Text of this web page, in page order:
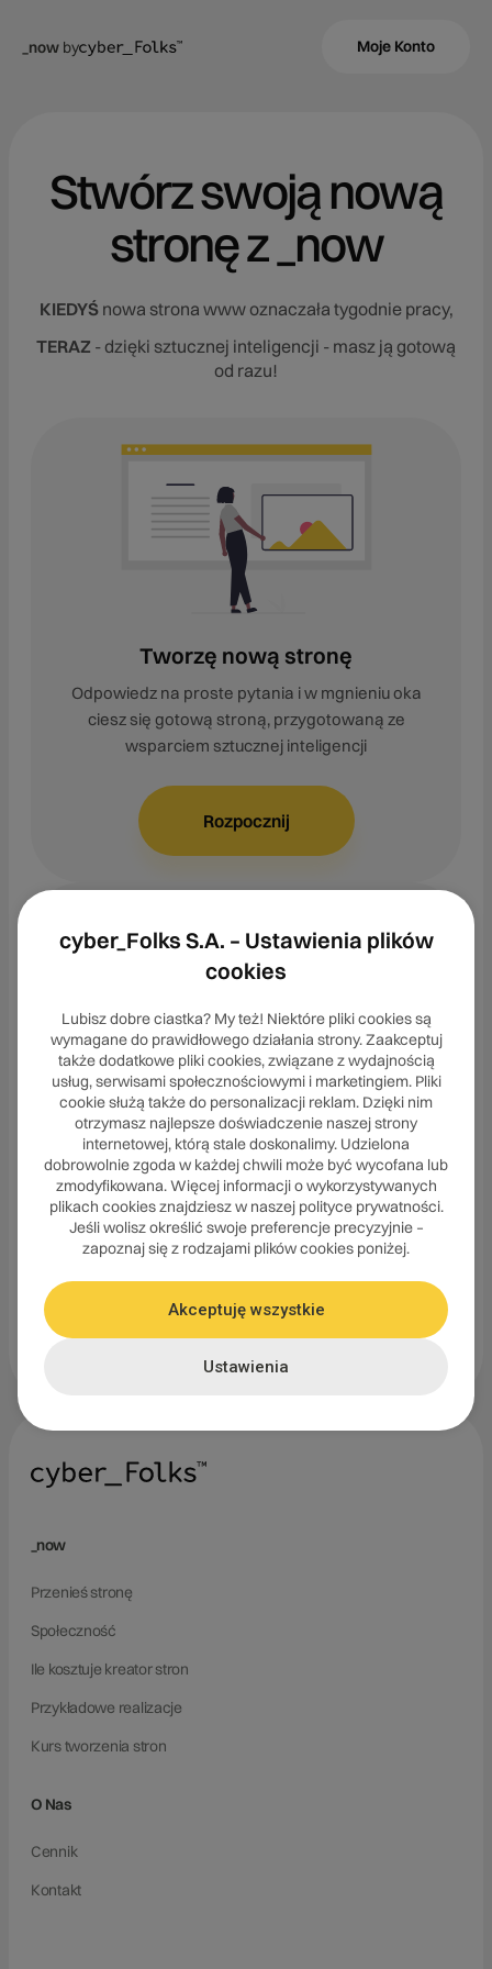
_now by Moje Konto
Stwórz swoją nową
stronę z _now
KIEDYŚnowa strona www oznaczała tygodnie pracy,
TERAZ - dzięki sztucznej inteligencji - masz ją gotową
od razu!
Tworzę nową stronę
Odpowiedz na proste pytania i w mgnieniu oka
ciesz się gotową stroną, przygotowaną ze
wsparciem sztucznej inteligencji
Rozpocznij
Przenoszę istniejącą stronę
Sprawdź, o ile lepiej będzie wyglądać po tym, jak
sztuczna inteligencja przeanalizuje jej treść i
przygotuje nową, efektowną wersję
Rozpocznij
_now
Przenieś stronę
Społeczność
Ile kosztuje kreator stron
Przykładowe realizacje
Kurs tworzenia stron
O Nas
Cennik
Kontakt
cyber_Folks S.A. – Ustawienia plików
cookies
Lubisz dobre ciastka? My też! Niektóre pliki cookies są
wymagane do prawidłowego działania strony. Zaakceptuj
także dodatkowe pliki cookies, związane z wydajnością
usług, serwisami społecznościowymi i marketingiem. Pliki
cookie służą także do personalizacji reklam. Dzięki nim
otrzymasz najlepsze doświadczenie naszej strony
internetowej, którą stale doskonalimy. Udzielona
dobrowolnie zgoda w każdej chwili może być wycofana lub
zmodyfikowana. Więcej informacji o wykorzystywanych
plikach cookies znajdziesz w naszej polityce prywatności.
Jeśli wolisz określić swoje preferencje precyzyjnie –
zapoznaj się z rodzajami plików cookies poniżej.
Akceptuję wszystkie
Ustawienia